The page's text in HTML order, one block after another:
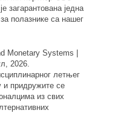
загарантована једна
полазнике са нашег
Monetary Systems |
2026.
летњег
и придружите се
из свих